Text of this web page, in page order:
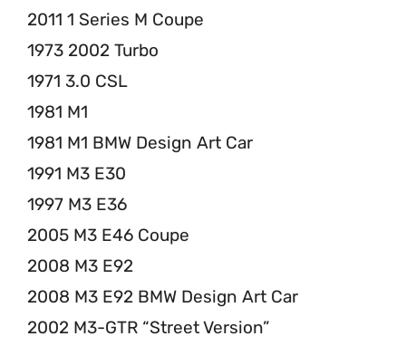
2011 1 Series M Coupe
1973 2002 Turbo
1971 3.0 CSL
1981 M1
1981 M1 BMW Design Art Car
1991 M3 E30
1997 M3 E36
2005 M3 E46 Coupe
2008 M3 E92
2008 M3 E92 BMW Design Art Car
2002 M3-GTR “Street Version”